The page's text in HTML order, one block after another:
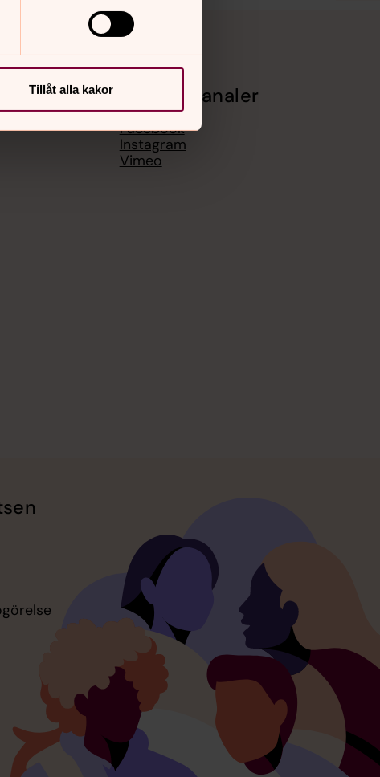
Tillåt alla kakor Sociala kanaler
Facebook
Instagram
Vimeo